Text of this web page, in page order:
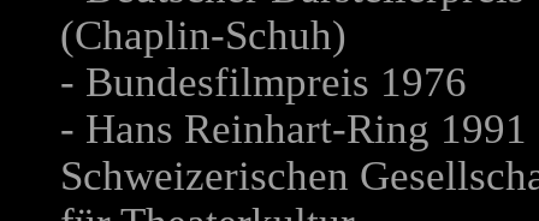
(Chaplin-Schuh)
- Bundesfilmpreis 1976
- Hans Reinhart-Ring 1991
Schweizerischen